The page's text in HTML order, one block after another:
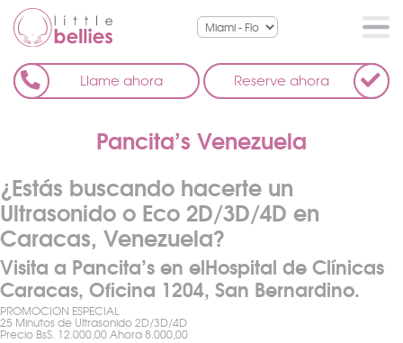
Llame ahora Reserve ahora
Pancita’s Venezuela
¿Estás buscando hacerte un
Ultrasonido o Eco 2D/3D/4D en
Caracas, Venezuela?
Visita a Pancita’s en elHospital de Clínicas
Caracas, Oficina 1204, San Bernardino.
PROMOCION ESPECIAL
25 Minutos de Ultrasonido 2D/3D/4D
Precio BsS. 12.000,00Ahora 8.000,00